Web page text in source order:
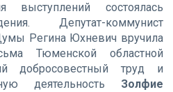
выступлений состоялась
Депутат-коммунист
Регина Юхневич вручила
Тюменской областной
добросовестный труд и
деятельность Золфие